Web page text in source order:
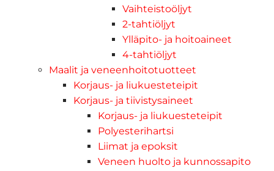
Vaihteistoöljyt
2-tahtiöljyt
Ylläpito- ja hoitoaineet
4-tahtiöljyt
Maalit ja veneenhoitotuotteet
Korjaus- ja liukuesteteipit
Korjaus- ja tiivistysaineet
Korjaus- ja liukuesteteipit
Polyesterihartsi
Liimat ja epoksit
Veneen huolto ja kunnossapito